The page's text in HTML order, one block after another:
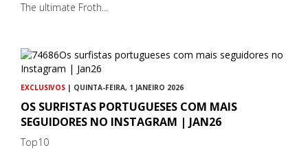
The ultimate Froth...
EXCLUSIVOS | QUINTA-FEIRA, 1 JANEIRO 2026
OS SURFISTAS PORTUGUESES COM MAIS
SEGUIDORES NO INSTAGRAM | JAN26
Top10